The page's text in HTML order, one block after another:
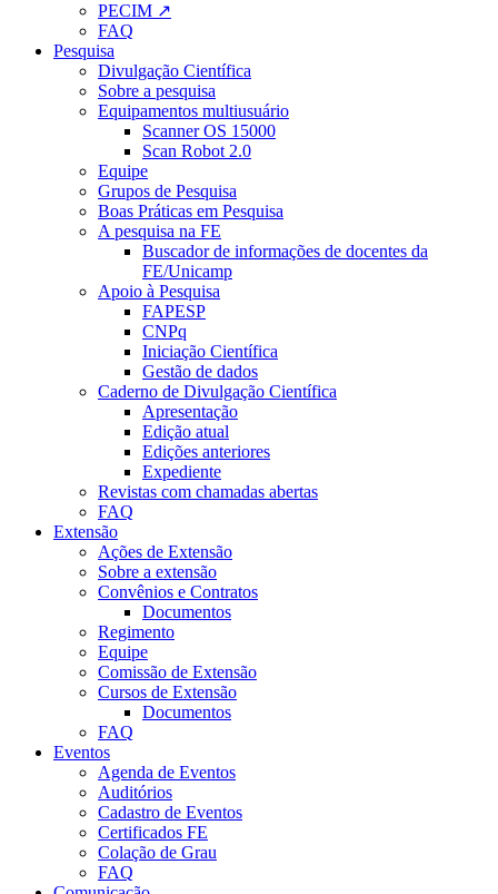
PECIM ↗
FAQ
Pesquisa
Divulgação Científica
Sobre a pesquisa
Equipamentos multiusuário
Scanner OS 15000
Scan Robot 2.0
Equipe
Grupos de Pesquisa
Boas Práticas em Pesquisa
A pesquisa na FE
Buscador de informações de docentes da
FE/Unicamp
Apoio à Pesquisa
FAPESP
CNPq
Iniciação Científica
Gestão de dados
Caderno de Divulgação Científica
Apresentação
Edição atual
Edições anteriores
Expediente
Revistas com chamadas abertas
FAQ
Extensão
Ações de Extensão
Sobre a extensão
Convênios e Contratos
Documentos
Regimento
Equipe
Comissão de Extensão
Cursos de Extensão
Documentos
FAQ
Eventos
Agenda de Eventos
Auditórios
Cadastro de Eventos
Certificados FE
Colação de Grau
FAQ